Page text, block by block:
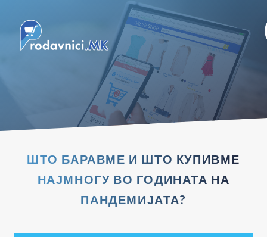
ШТО БАРАВМЕ И ШТО КУПИВМЕ
НАЈМНОГУ ВО ГОДИНАТА НА
ПАНДЕМИЈАТА?